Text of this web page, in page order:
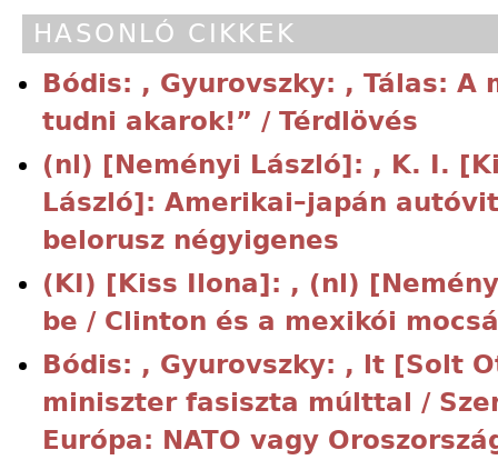
HASONLÓ CIKKEK
Bódis: , Gyurovszky: , Tálas: A
tudni akarok!” / Térdlövés
(nl) [Neményi László]: , K. I.
László]: Amerikai–japán
belorusz négyigenes
(KI) [Kiss Ilona]: , (nl)
be / Clinton és a mexikói
Bódis: , Gyurovszky: , lt [Solt
miniszter fasiszta múlttal /
Európa: NATO vagy